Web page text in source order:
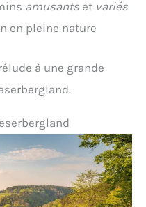
amusants et variés
en pleine nature
à une grande